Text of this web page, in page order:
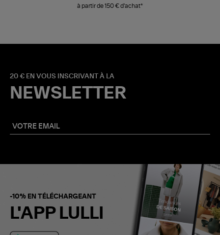
à partir de 150 € d'achat*
20 € EN VOUS INSCRIVANT À LA
NEWSLETTER
-10% EN TÉLÉCHARGEANT
L'APP LULLI